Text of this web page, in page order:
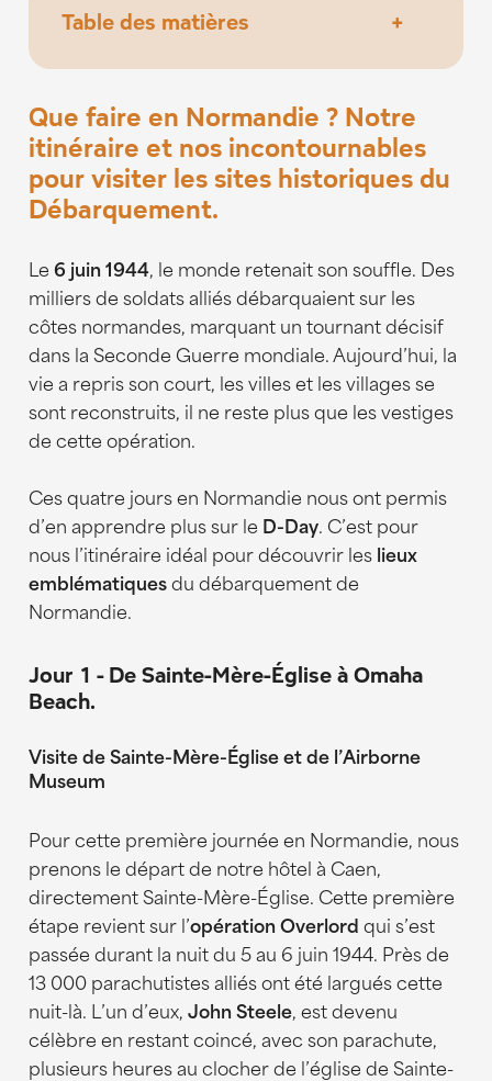
Table des matières +
pour visiter les sites historiques du
Débarquement.
Jour 1 - De Sainte-Mère-Église à Omaha
Beach.
British Memorial
Jour 3 - Visite du Centre Juno Beach, du
Pegasus Bridge et de la ville de Caen
Où dormir pour visiter les lieux
historiques du D-Day ?
Où manger ? Nos bonnes adresses en
Que faire en Normandie ? Notre
itinéraire et nos incontournables
pour visiter les sites historiques du
Débarquement.
Le 6 juin 1944, le monde retenait son souffle. Des
milliers de soldats alliés débarquaient sur les
côtes normandes, marquant un tournant décisif
dans la Seconde Guerre mondiale. Aujourd’hui, la
vie a repris son court, les villes et les villages se
sont reconstruits, il ne reste plus que les vestiges
de cette opération.
Ces quatre jours en Normandie nous ont permis
d’en apprendre plus sur le D-Day. C’est pour
nous l’itinéraire idéal pour découvrir les lieux
emblématiquesdu débarquement de
Normandie.
Jour 1 - De Sainte-Mère-Église à Omaha
Beach.
Visite de Sainte-Mère-Église et de l’Airborne
Museum
Pour cette première journée en Normandie, nous
prenons le départ de notre hôtel à Caen,
directement Sainte-Mère-Église. Cette première
étape revient sur l’opération Overlord qui s’est
passée durant la nuit du 5 au 6 juin 1944. Près de
13 000 parachutistes alliés ont été largués cette
nuit-là. L’un d’eux, John Steele, est devenu
célèbre en restant coincé, avec son parachute,
plusieurs heures au clocher de l’église de Sainte-